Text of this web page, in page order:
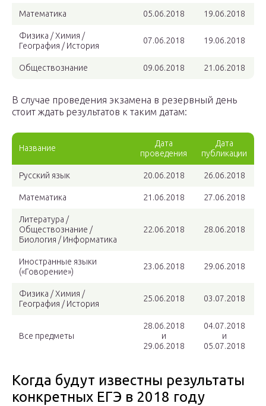
Математика 05.06.2018 19.06.2018
Физика / Химия /
География / История
07.06.2018 19.06.2018
Обществознание 09.06.2018 21.06.2018
В случае проведения экзамена в резервный день
стоит ждать результатов к таким датам:
Название
Дата
проведения
Дата
публикации
Русский язык 20.06.2018 26.06.2018
Математика 21.06.2018 27.06.2018
Литература /
Обществознание /
Биология / Информатика
22.06.2018 28.06.2018
Иностранные языки
(«Говорение»)
23.06.2018 29.06.2018
Физика / Химия /
География / История
25.06.2018 03.07.2018
Все предметы
28.06.2018
и
29.06.2018
04.07.2018
и
05.07.2018
Когда будут известны результаты
конкретных ЕГЭ в 2018 году